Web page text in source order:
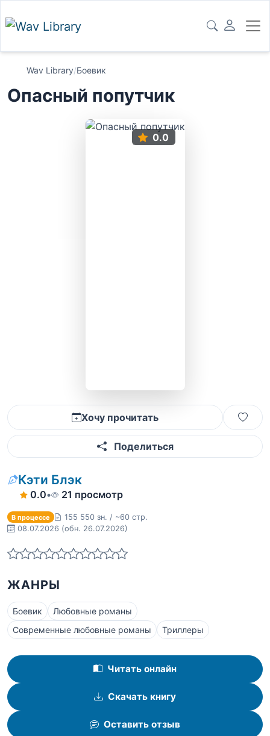
Wav Library/Боевик
Опасный попутчик
0.0
Хочу прочитать
Поделиться
Кэти Блэк
0.0• 21 просмотр
В процессе
155 550 зн. / ~60 стр.
08.07.2026 (обн. 26.07.2026)
ЖАНРЫ
Боевик
Любовные романы
Современные любовные романы
Триллеры
Читать онлайн
Скачать книгу
Оставить отзыв